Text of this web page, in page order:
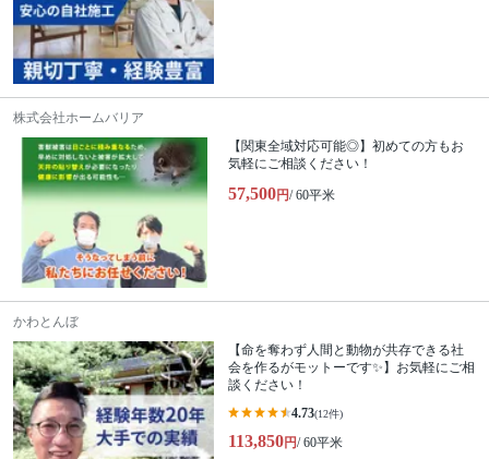
株式会社ホームバリア
【関東全域対応可能◎】初めての方もお
気軽にご相談ください！
57,500円/ 60平米
かわとんぼ
【命を奪わず人間と動物が共存できる社
会を作るがモットーです✨】お気軽にご相
談ください！
4.73(12件)
113,850円/ 60平米